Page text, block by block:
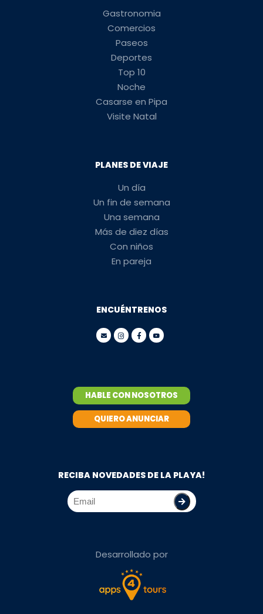
Gastronomia
Comercios
Paseos
Deportes
Top 10
Noche
Casarse en Pipa
Visite Natal
PLANES DE VIAJE
Un día
Un fin de semana
Una semana
Más de diez días
Con niños
En pareja
ENCUÉNTRENOS
HABLE CON NOSOTROS
QUIERO ANUNCIAR
RECIBA NOVEDADES DE LA PLAYA!
Desarrollado por